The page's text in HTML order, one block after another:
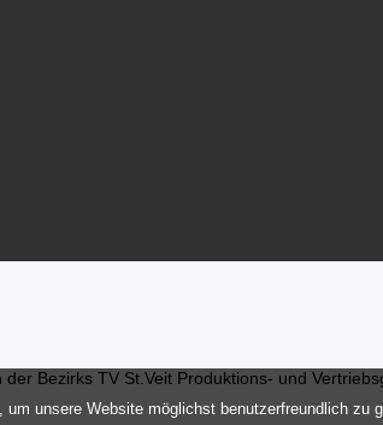
unsere Website möglichst benutzerfreundlich zu
Bezirks TV St.Veit Produktions- und